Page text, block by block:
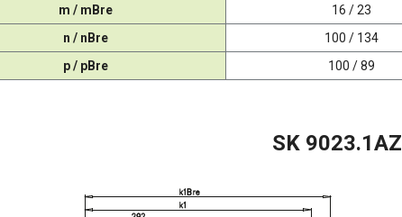
m / mBre
16 / 23
n / nBre
100 / 134
p / pBre
100 / 89
SK 9023.1AZ